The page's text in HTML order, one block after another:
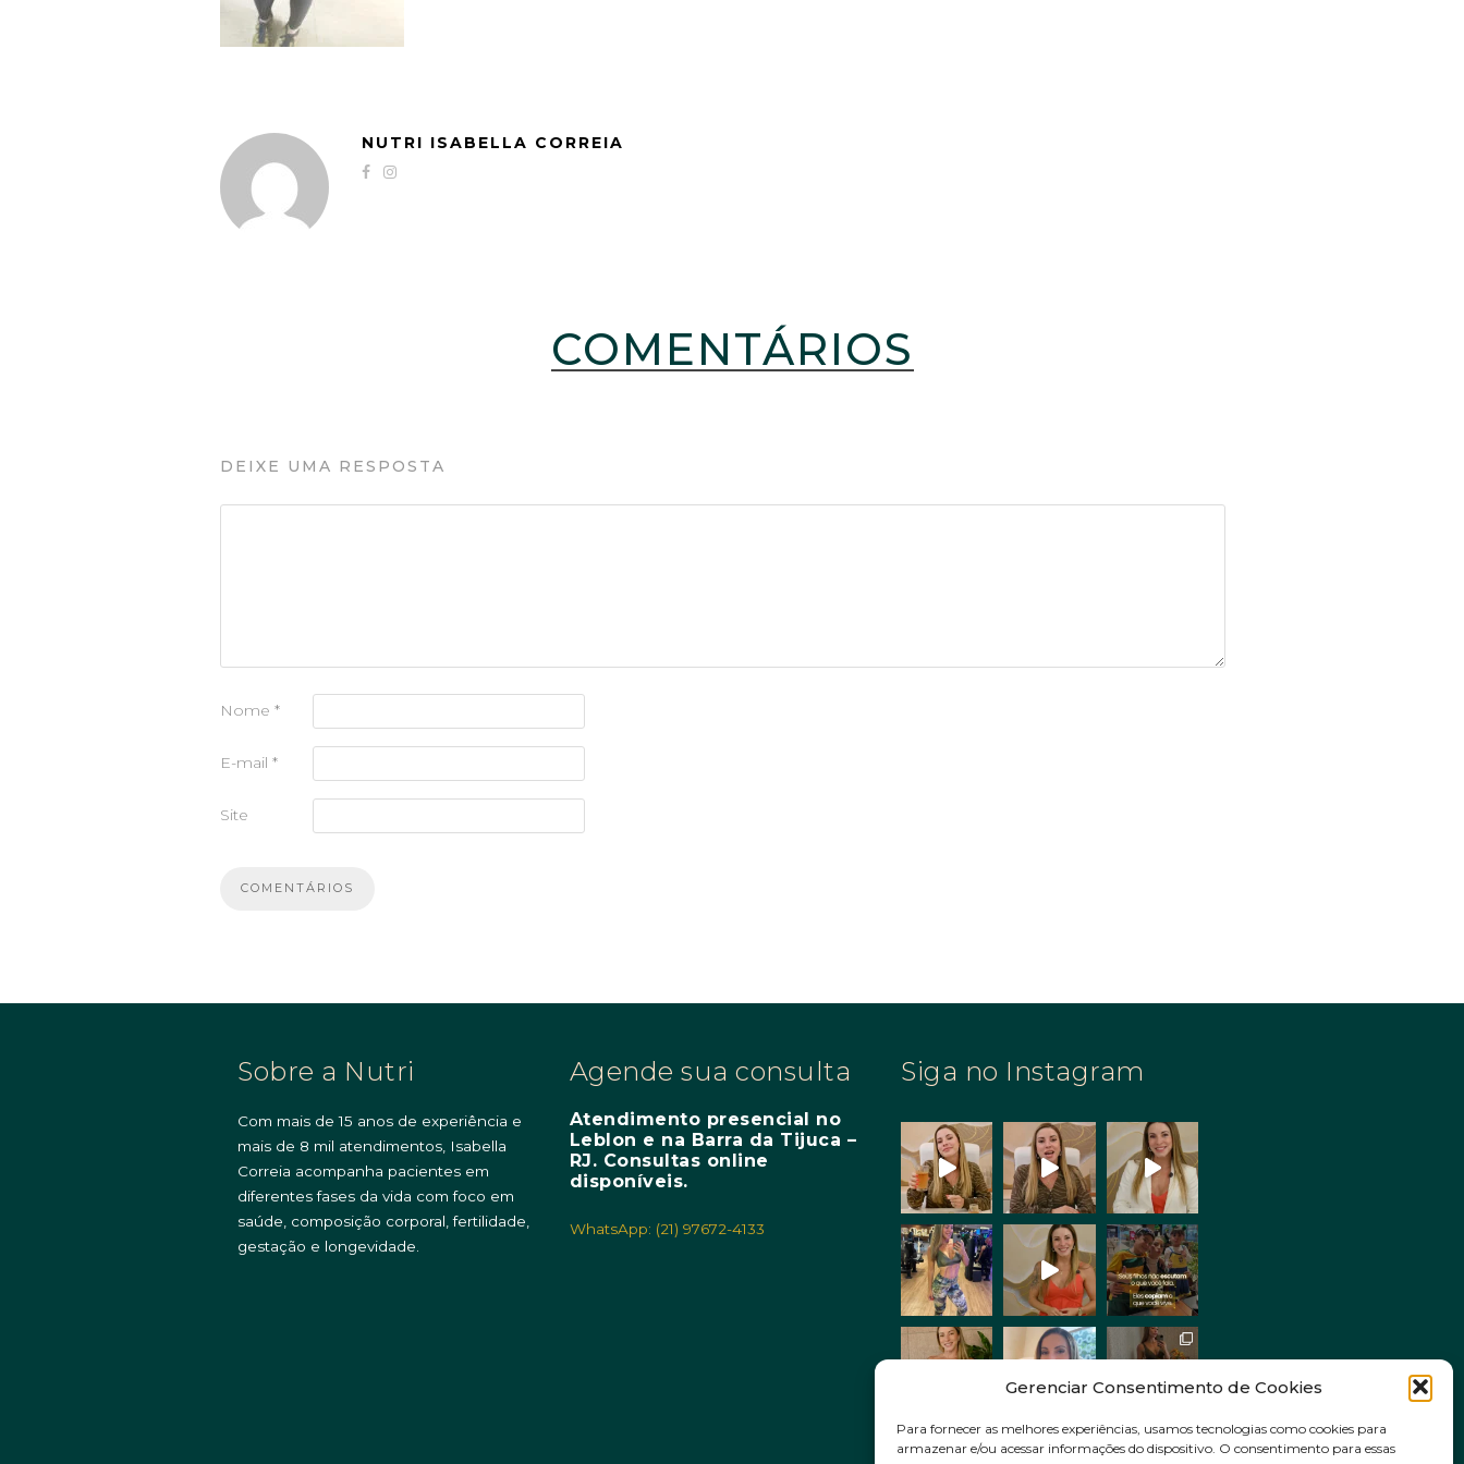
Gerenciar Consentimento de Cookies
Para fornecer as melhores experiências, usamos tecnologias como cookies para
armazenar e/ou acessar informações do dispositivo. O consentimento para essas
NUTRI ISABELLA CORREIA
COMENTÁRIOS
DEIXE UMA RESPOSTA
Nome *
E-mail *
Site
Sobre a Nutri
Com mais de 15 anos de experiência e
mais de 8 mil atendimentos, Isabella
Correia acompanha pacientes em
diferentes fases da vida com foco em
saúde, composição corporal, fertilidade,
gestação e longevidade.
Agende sua consulta
Atendimento presencial no
Leblon e na Barra da Tijuca –
RJ. Consultas online
disponíveis.
WhatsApp: (21) 97672-4133
Siga no Instagram
Siga no Instagram